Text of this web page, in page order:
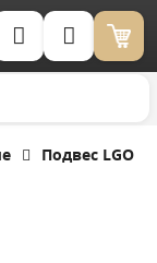
Корзина (0)
Подвес LGO